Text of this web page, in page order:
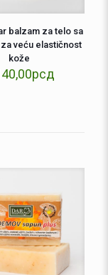
balzam za telo sa
veću elastičnost
kože
рсд